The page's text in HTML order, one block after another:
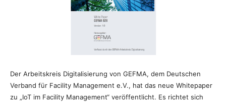
Der Arbeitskreis Digitalisierung von GEFMA, dem Deutschen
Verband für Facility Management e.V., hat das neue Whitepaper
zu „IoT im Facility Management“ veröffentlicht. Es richtet sich